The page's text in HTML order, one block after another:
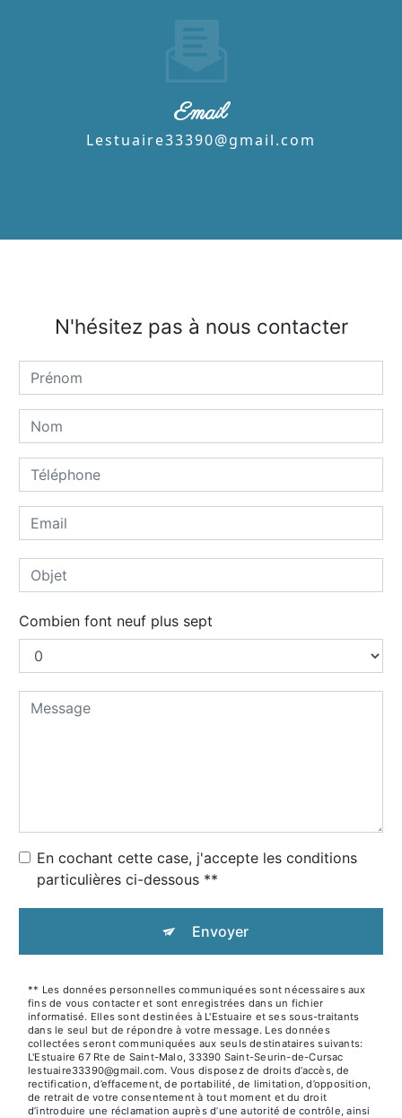
Email
lestuaire33390@gmail.com
N'hésitez pas à nous contacter
Combien font neuf plus sept
En cochant cette case, j'accepte les conditions
particulières ci-dessous **
Envoyer
** Les données personnelles communiquées sont nécessaires aux
fins de vous contacter et sont enregistrées dans un fichier
informatisé. Elles sont destinées à L'Estuaire et ses sous-traitants
dans le seul but de répondre à votre message. Les données
collectées seront communiquées aux seuls destinataires suivants:
L'Estuaire 67 Rte de Saint-Malo, 33390 Saint-Seurin-de-Cursac
lestuaire33390@gmail.com. Vous disposez de droits d’accès, de
rectification, d’effacement, de portabilité, de limitation, d’opposition,
de retrait de votre consentement à tout moment et du droit
d’introduire une réclamation auprès d’une autorité de contrôle, ainsi